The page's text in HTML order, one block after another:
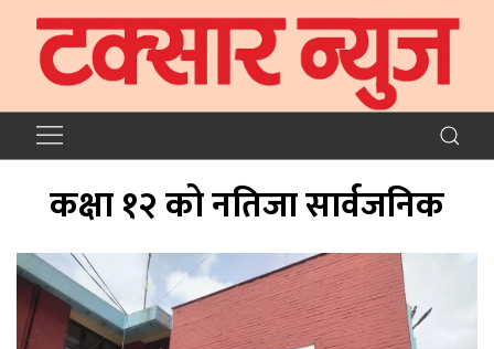
कक्षा १२ को नतिजा सार्वजनिक